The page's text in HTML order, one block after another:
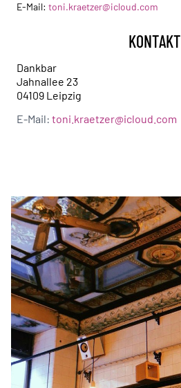
E-Mail: toni.kraetzer@icloud.com
KONTAKT
Dankbar
Jahnallee 23
04109 Leipzig
E-Mail: toni.kraetzer@icloud.com